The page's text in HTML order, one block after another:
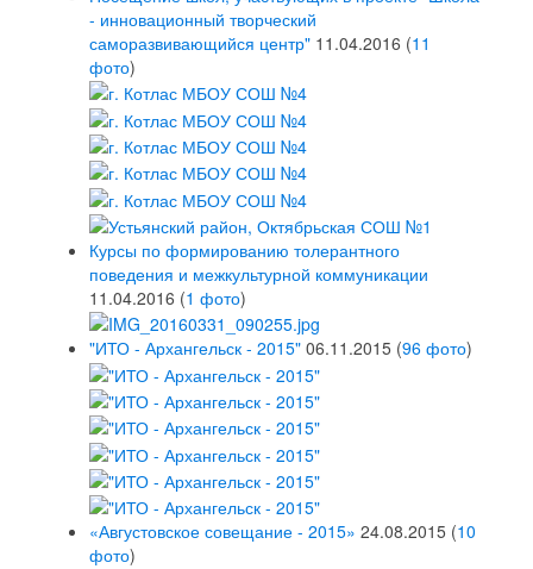
- инновационный творческий
саморазвивающийся центр" 11.04.2016 (11
фото)
Курсы по формированию толерантного
поведения и межкультурной коммуникации
11.04.2016 (1 фото)
"ИТО - Архангельск - 2015" 06.11.2015 (96 фото)
«Августовское совещание - 2015» 24.08.2015 (10
фото)